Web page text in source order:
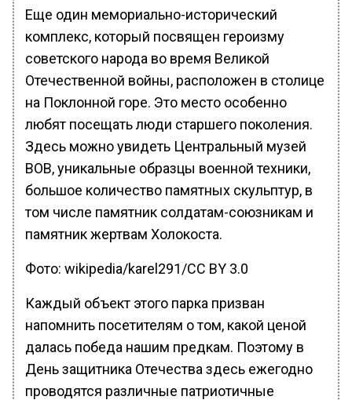
Еще один мемориально-исторический
комплекс, который посвящен героизму
советского народа во время Великой
Отечественной войны, расположен в столице
на Поклонной горе. Это место особенно
любят посещать люди старшего поколения.
Здесь можно увидеть Центральный музей
ВОВ, уникальные образцы военной техники,
большое количество памятных скульптур, в
том числе памятник солдатам-союзникам и
памятник жертвам Холокоста.
Фото: wikipedia/karel291/CC BY 3.0
Каждый объект этого парка призван
напомнить посетителям о том, какой ценой
далась победа нашим предкам. Поэтому в
День защитника Отечества здесь ежегодно
проводятся различные патриотичные